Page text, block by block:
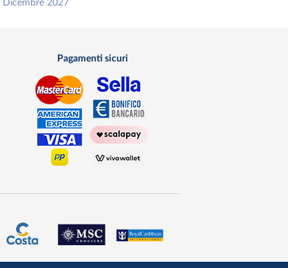
Dicembre 2027
Pagamenti sicuri